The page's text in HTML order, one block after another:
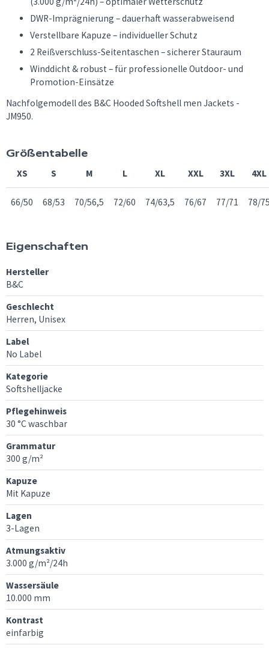
DWR-Imprägnierung – dauerhaft wasserabweisend
Verstellbare Kapuze – individueller Schutz
2 Reißverschluss-Seitentaschen – sicherer Stauraum
Winddicht & robust – für professionelle Outdoor- und
Promotion-Einsätze
Nachfolgemodell des B&C Hooded Softshell men Jackets -
JM950.
Größentabelle
XS S M L XL XXL 3XL 4XL
66/50 68/53 70/56,5 72/60 74/63,5 76/67 77/71 78/
Eigenschaften
Hersteller
B&C
Geschlecht
Herren, Unisex
Label
No Label
Kategorie
Softshelljacke
Pflegehinweis
30 °C waschbar
Grammatur
300 g/m²
Kapuze
Mit Kapuze
Lagen
3-Lagen
Atmungsaktiv
3.000 g/m²/24h
Wassersäule
10.000 mm
Kontrast
einfarbig